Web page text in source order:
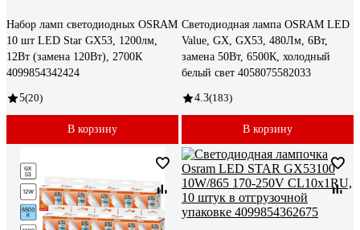
Набор ламп светодиодных OSRAM
10 шт LED Star GX53, 1200лм,
12Вт (замена 120Вт), 2700К
4099854342424
5(20)
В корзину
Светодиодная лампа OSRAM LED
Value, GX, GX53, 480Лм, 6Вт,
замена 50Вт, 6500К, холодный
белый свет 4058075582033
4.3(183)
В корзину